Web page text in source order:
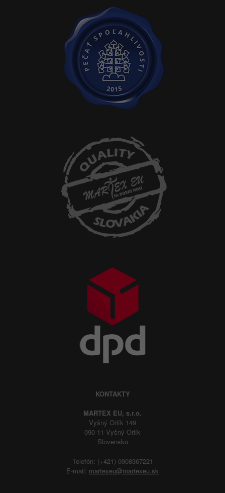
KONTAKTY
MARTEX EU, s.r.o.
Vyšný Orlík 149
090 11 Vyšný Orlík
Slovensko
Telefón: (+421) 0908367221
E-mail: martexeu@martexeu.sk